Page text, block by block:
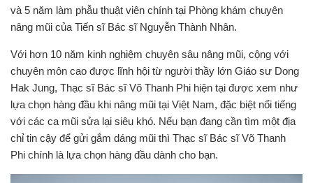
và 5 năm làm phẫu thuật viên chính tại Phòng khám chuyên
nâng mũi của Tiến sĩ Bác sĩ Nguyễn Thành Nhân.
Với hơn 10 năm kinh nghiệm chuyên sâu nâng mũi, cộng với
chuyên môn cao được lĩnh hội từ người thầy lớn Giáo sư Dong
Hak Jung, Thạc sĩ Bác sĩ Võ Thanh Phi hiện tại được xem như
lựa chọn hàng đầu khi nâng mũi tại Việt Nam, đặc biệt nổi tiếng
với các ca mũi sửa lại siêu khó. Nếu bạn đang cần tìm một địa
chỉ tin cậy để gửi gắm dáng mũi thì Thạc sĩ Bác sĩ Võ Thanh
Phi chính là lựa chọn hàng đầu dành cho bạn.